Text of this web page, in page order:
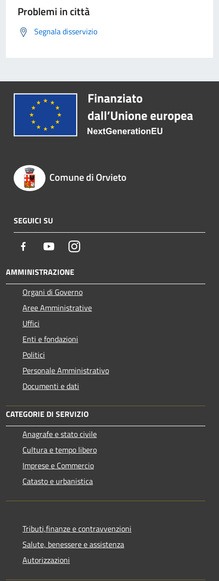
Problemi in città
Segnala disservizio
Comune di Orvieto
SEGUICI SU
Facebook YoutubeInstagram
AMMINISTRAZIONE
Organi di Governo
Aree Amministrative
Uffici
Enti e fondazioni
Politici
Personale Amministrativo
Documenti e dati
CATEGORIE DI SERVIZIO
Anagrafe e stato civile
Cultura e tempo libero
Imprese e Commercio
Catasto e urbanistica
Tributi,finanze e contravvenzioni
Salute, benessere e assistenza
Autorizzazioni